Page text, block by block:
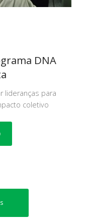
DNA
lideranças para
coletivo